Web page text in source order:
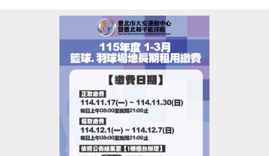
▪︎ １梯９５折(現場＆網路皆可報名)
▪︎ ２梯(含)以上９折(限同一人一次現場報名)
▪︎ ２梯(含)以上９５折
▪︎ ３梯(含)以上９折
(限同一人一次現場報名)